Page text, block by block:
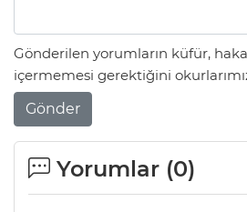
Gönderilen yorumların küfür,
içermemesi gerektiğini
Gönder
Yorumlar (0)